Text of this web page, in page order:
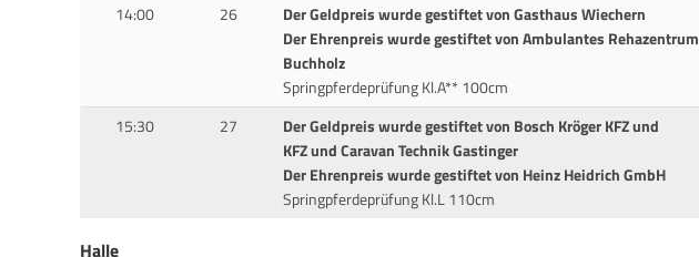
14:00 26
Der Geldpreis wurde gestiftet von Gasthaus Wiechern
Der Ehrenpreis wurde gestiftet von Ambulantes Rehazentrum
Buchholz
Springpferdeprüfung Kl.A** 100cm
15:30 27
Der Geldpreis wurde gestiftet von Bosch Kröger KFZ und
KFZ und Caravan Technik Gastinger
Der Ehrenpreis wurde gestiftet von Heinz Heidrich GmbH
Springpferdeprüfung Kl.L 110cm
Halle